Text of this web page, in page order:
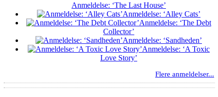
Anmeldelse: ‘The Last House’
Anmeldelse: ‘Alley Cats’
Anmeldelse: ‘The Debt
Collector’
Anmeldelse: ‘Sandheden’
Anmeldelse: ‘A Toxic
Love Story’
Flere anmeldelser...